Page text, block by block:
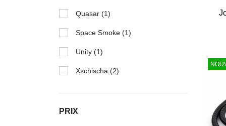
Quasar (1)
Space Smoke (1)
Unity (1)
Xschischa (2)
PRIX